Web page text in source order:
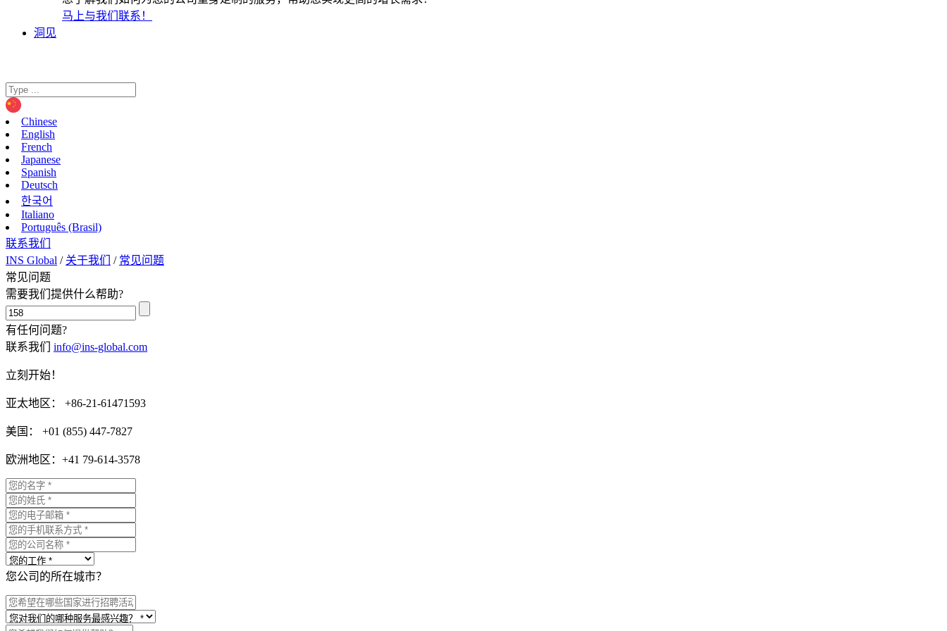
马上与我们联系！
洞见
Chinese
English
French
Japanese
Spanish
Deutsch
한국어
Italiano
Português (Brasil)
联系我们
INS Global / 关于我们 / 常见问题
常见问题
需要我们提供什么帮助?
有任何问题?
联系我们 info@ins-global.com
立刻开始！
亚太地区： +86-21-61471593
美国： +01 (855) 447-7827
欧洲地区：+41 79-614-3578
您公司的所在城市？